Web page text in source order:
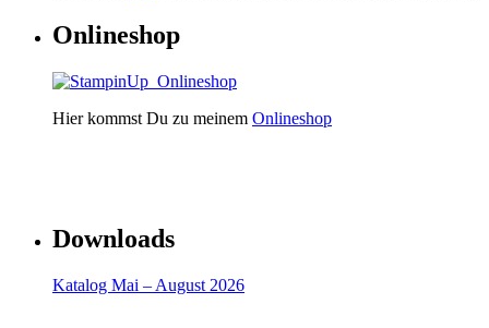
Onlineshop
Hier kommst Du zu meinem Onlineshop
Downloads
Katalog Mai – August 2026